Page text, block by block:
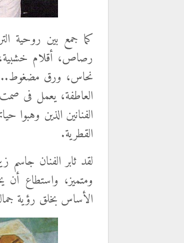
كما جمع بين روحية
رصاص، أقلام
نحاس، ورق مضغوط..
العاطفة، يعمل فى
الفنانين الذين وهبوا
القطرية.
لقد ثابر الفنان
ومتميز، واستطاع أن
الأساس بخلق رؤية